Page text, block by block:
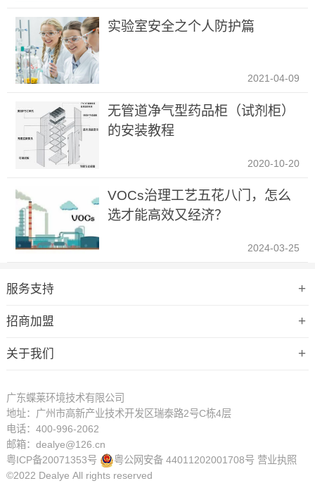
实验室安全之个人防护篇
2021-04-09
无管道净气型药品柜（试剂柜）
的安装教程
2020-10-20
VOCs治理工艺五花八门，怎么
选才能高效又经济？
2024-03-25
服务支持
招商加盟
关于我们
广东蝶莱环境技术有限公司
地址：广州市高新产业技术开发区瑞泰路2号C栋4层
电话：400-996-2062
邮箱：dealye@126.cn
粤ICP备20071353号
粤公网安备 44011202001708号 营业执照
©2022 Dealye All rights reserved